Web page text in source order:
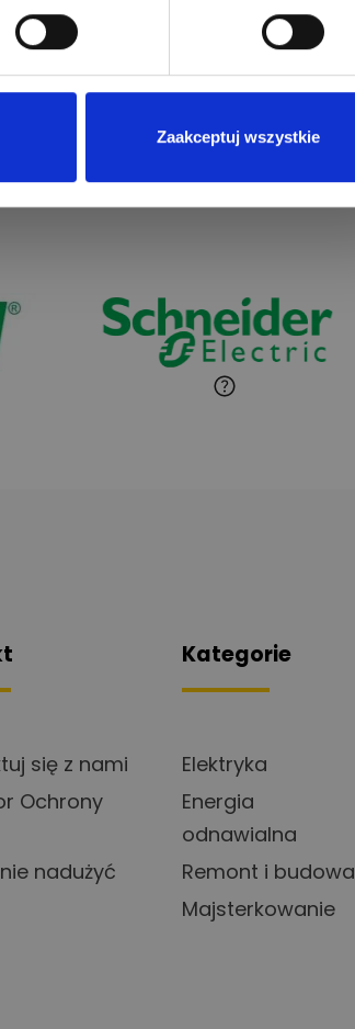
Zaakceptuj wszystkie
się z nami
Ochrony
nadużyć
Kategorie
Elektryka
Energia
odnawialna
Remont i budowa
Majsterkowanie